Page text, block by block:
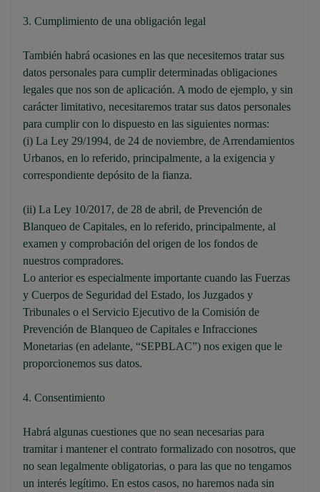
3. Cumplimiento de una obligación legal
También habrá ocasiones en las que necesitemos tratar sus
datos personales para cumplir determinadas obligaciones
legales que nos son de aplicación. A modo de ejemplo, y sin
carácter limitativo, necesitaremos tratar sus datos personales
para cumplir con lo dispuesto en las siguientes normas:
(i) La Ley 29/1994, de 24 de noviembre, de Arrendamientos
Urbanos, en lo referido, principalmente, a la exigencia y
correspondiente depósito de la fianza.
(ii) La Ley 10/2017, de 28 de abril, de Prevención de
Blanqueo de Capitales, en lo referido, principalmente, al
examen y comprobación del origen de los fondos de
nuestros compradores.
Lo anterior es especialmente importante cuando las Fuerzas
y Cuerpos de Seguridad del Estado, los Juzgados y
Tribunales o el Servicio Ejecutivo de la Comisión de
Prevención de Blanqueo de Capitales e Infracciones
Monetarias (en adelante, “SEPBLAC”) nos exigen que le
proporcionemos sus datos.
4. Consentimiento
Habrá algunas cuestiones que no sean necesarias para
tramitar i mantener el contrato formalizado con nosotros, que
no sean legalmente obligatorias, o para las que no tengamos
un interés legítimo. En estos casos, no haremos nada sin